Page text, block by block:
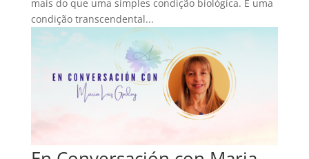
mais do que uma simples condição biológica. É uma
condição transcendental...